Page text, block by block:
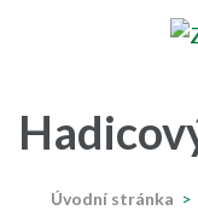
(stiskněte
Enter)
Úvodní stránka >